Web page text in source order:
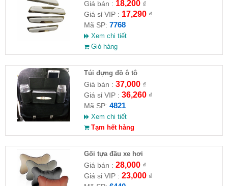
Giá bán : 18,200₫
Giá sỉ VIP : 17,290₫
Mã SP: 7768
Xem chi tiết
Giỏ hàng
Túi đựng đồ ô tô
Giá bán : 37,000₫
Giá sỉ VIP : 36,260₫
Mã SP: 4821
Xem chi tiết
Tạm hết hàng
Gối tựa đầu xe hơi
Giá bán : 28,000₫
Giá sỉ VIP : 23,000₫